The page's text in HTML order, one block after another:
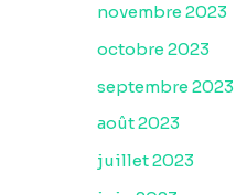
novembre 2023
octobre 2023
septembre 2023
août 2023
juillet 2023